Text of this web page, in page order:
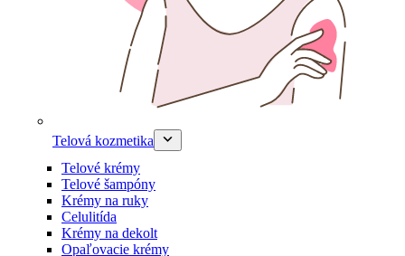
Telová kozmetika
Telové krémy
Telové šampóny
Krémy na ruky
Celulitída
Krémy na dekolt
Opaľovacie krémy